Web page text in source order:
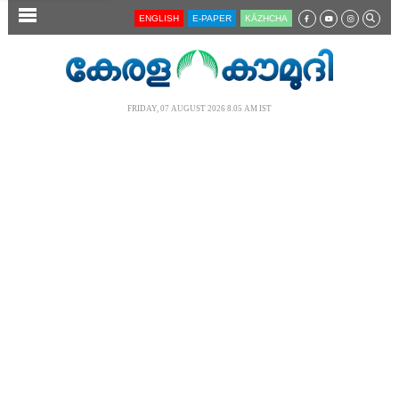
SECTIONS ENGLISH E-PAPER KĀZHCHA
FRIDAY, 07 AUGUST 2026 8.05 AM IST